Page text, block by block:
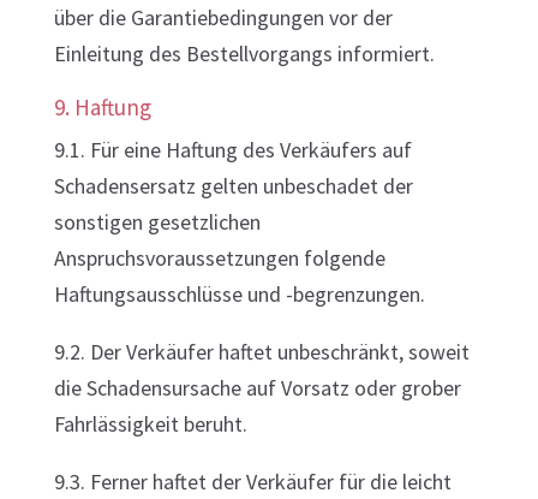
über die Garantiebedingungen vor der
Einleitung des Bestellvorgangs informiert.
9. Haftung
9.1. Für eine Haftung des Verkäufers auf
Schadensersatz gelten unbeschadet der
sonstigen gesetzlichen
Anspruchsvoraussetzungen folgende
Haftungsausschlüsse und -begrenzungen.
9.2. Der Verkäufer haftet unbeschränkt, soweit
die Schadensursache auf Vorsatz oder grober
Fahrlässigkeit beruht.
9.3. Ferner haftet der Verkäufer für die leicht